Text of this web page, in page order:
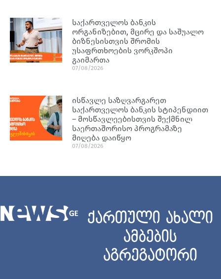
საქართველოს ბანკის
ორგანიზებით, მცირე და საშუალო
ბიზნესისთვის შრომის
უსაფრთხოების ვორკშოპი
გაიმართა
07/08/2026
ისწავლე საზღვარგარეთ
საქართველოს ბანკის სტიპენდიით
– მოსწავლეებისთვის შექმნილ
საერთაშორისო პროგრამაზე
მიღება დაიწყო
07/08/2026
ქართული ახალი
ამბების
აგრეგატორი